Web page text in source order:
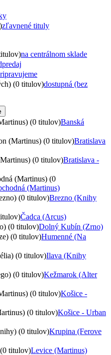
zľavnené tituly
na centrálnom sklade
(0 titulov)dostupná (bez
(0 titulov)Banská
(Martinus) (0 titulov)Bratislava
(0 titulov)Bratislava -
(Martinus) (0
(Martinus)
(0 titulov)Brezno (Knihy
Čadca (Arcus)
(0 titulov)Dolný Kubín (Zrno)
(0 titulov)Humenné (Na
(0 titulov)Ilava (Knihy
(0 titulov)Kežmarok (Alter
(0 titulov)Košice -
(0 titulov)Košice - Urban
(0 titulov)Krupina (Ferove
titulov)Levice (Martinus)